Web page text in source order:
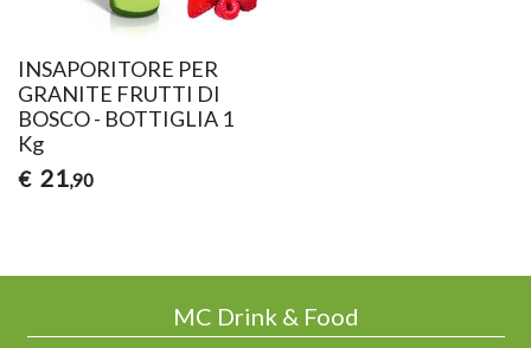
INSAPORITORE PER
GRANITE FRUTTI DI
BOSCO - BOTTIGLIA 1
Kg
€ 21,90
MC Drink & Food